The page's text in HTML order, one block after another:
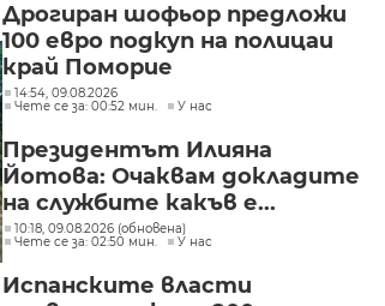
Дрогиран шофьор предложи
100 евро подкуп на полицаи
край Поморие
14:54, 09.08.2026
Чете се за: 00:52 мин.
У нас
Президентът Илияна
Йотова: Очаквам докладите
на службите какъв е...
10:18, 09.08.2026 (обновена)
Чете се за: 02:50 мин.
У нас
Испанските власти